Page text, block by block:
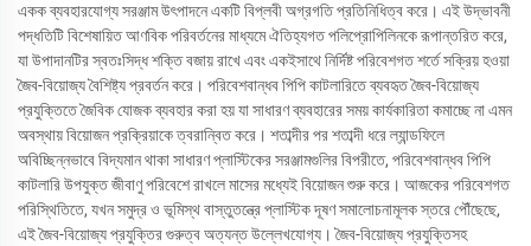
একক ব্যবহারযোগ্য সরঞ্জাম উৎপাদনে একটি বিপ্লবী অগ্রগতি প্রতিনিধিত্ব করে। এই উদ্ভাবনী
পদ্ধতিটি বিশেষায়িত আণবিক পরিবর্তনের মাধ্যমে ঐতিহ্যগত পলিপ্রোপিলিনকে রূপান্তরিত করে,
যা উপাদানটির স্বতঃসিদ্ধ শক্তি বজায় রাখে এবং একইসাথে নির্দিষ্ট পরিবেশগত শর্তে সক্রিয় হওয়া
জৈব-বিয়োজ্য বৈশিষ্ট্য প্রবর্তন করে। পরিবেশবান্ধব পিপি কাটলারিতে ব্যবহৃত জৈব-বিয়োজ্য
প্রযুক্তিতে জৈবিক যোজক ব্যবহার করা হয় যা সাধারণ ব্যবহারের সময় কার্যকারিতা কমাচ্ছে না এমন
অবস্থায় বিয়োজন প্রক্রিয়াকে ত্বরান্বিত করে। শতাব্দীর পর শতাব্দী ধরে ল্যান্ডফিলে
অবিচ্ছিন্নভাবে বিদ্যমান থাকা সাধারণ প্লাস্টিকের সরঞ্জামগুলির বিপরীতে, পরিবেশবান্ধব পিপি
কাটলারি উপযুক্ত জীবাণু পরিবেশে রাখলে মাসের মধ্যেই বিয়োজন শুরু করে। আজকের পরিবেশগত
পরিস্থিতিতে, যখন সমুদ্র ও ভূমিস্থ বাস্তুতন্ত্রে প্লাস্টিক দূষণ সমালোচনামূলক স্তরে পৌঁছেছে,
এই জৈব-বিয়োজ্য প্রযুক্তির গুরুত্ব অত্যন্ত উল্লেখযোগ্য। জৈব-বিয়োজ্য প্রযুক্তিসহ